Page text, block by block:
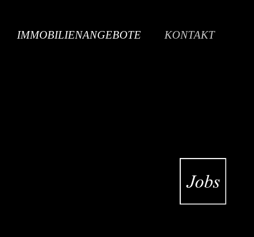
IMMOBILIENANGEBOTE KONTAKT